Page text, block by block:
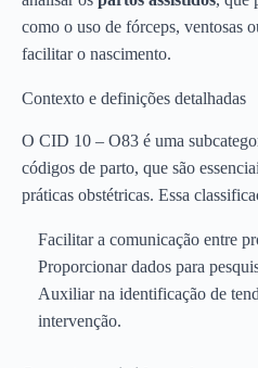
como o uso de fórceps, ventosas
facilitar o nascimento.
Contexto e definições detalhadas
O CID 10 – O83 é uma
códigos de parto, que são
práticas obstétricas. Essa
Facilitar a comunicação entre
Proporcionar dados para
Auxiliar na identificação de
intervenção.